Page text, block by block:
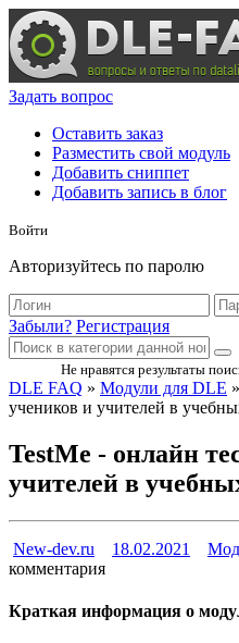
Задать вопрос
Оставить заказ
Разместить свой модуль
Добавить сниппет
Добавить запись в блог
Войти
Авторизуйтесь по паролю
Забыли? Регистрация
Не нравятся результаты
DLE FAQ » Модули для DLE
учеников и учителей в
TestMe - онлайн
учителей в
New-dev.ru 18.02.2021
комментария
Краткая информация о